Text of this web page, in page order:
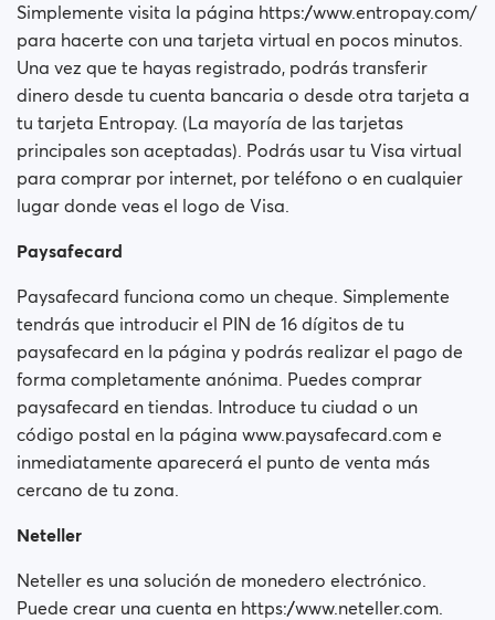
Simplemente visita la página https://www.entropay.com/
para hacerte con una tarjeta virtual en pocos minutos.
Una vez que te hayas registrado, podrás transferir
dinero desde tu cuenta bancaria o desde otra tarjeta a
tu tarjeta Entropay. (La mayoría de las tarjetas
principales son aceptadas). Podrás usar tu Visa virtual
para comprar por internet, por teléfono o en cualquier
lugar donde veas el logo de Visa.
Paysafecard
Paysafecard funciona como un cheque. Simplemente
tendrás que introducir el PIN de 16 dígitos de tu
paysafecard en la página y podrás realizar el pago de
forma completamente anónima. Puedes comprar
paysafecard en tiendas. Introduce tu ciudad o un
código postal en la página www.paysafecard.com e
inmediatamente aparecerá el punto de venta más
cercano de tu zona.
Neteller
Neteller es una solución de monedero electrónico.
Puede crear una cuenta en https://www.neteller.com.